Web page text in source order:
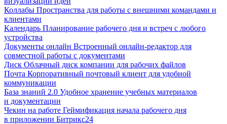
Коллабы Пространства для работы с внешними командами и
клиентами
Календарь Планирование рабочего дня и встреч с любого
устройства
Документы онлайн Встроенный онлайн-редактор для
совместной работы с документами
Диск Облачный диск компании для рабочих файлов
Почта Корпоративный почтовый клиент для удобной
коммуникации
База знаний 2.0 Удобное хранение учебных материалов
и документации
Чекин на работе Геймификация начала рабочего дня
в приложении Битрикс24